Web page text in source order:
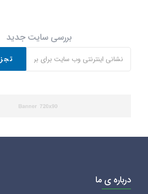
بررسی سایت جدید
درباره ی ما